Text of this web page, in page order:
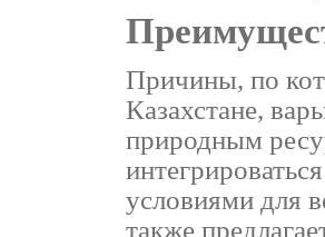
Причины, по
Казахстане,
природным
условиями для
также